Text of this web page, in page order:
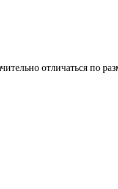
отличаться по